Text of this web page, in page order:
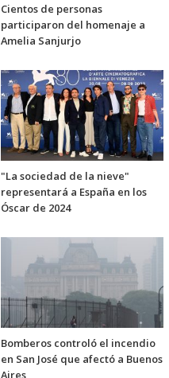
Cientos de personas
participaron del homenaje a
Amelia Sanjurjo
"La sociedad de la nieve"
representará a España en los
Óscar de 2024
Bomberos controló el incendio
en San José que afectó a Buenos
Aires